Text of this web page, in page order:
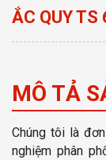
ẮC QUY
MÔ TẢ
Chúng tôi là
nghiệm phân